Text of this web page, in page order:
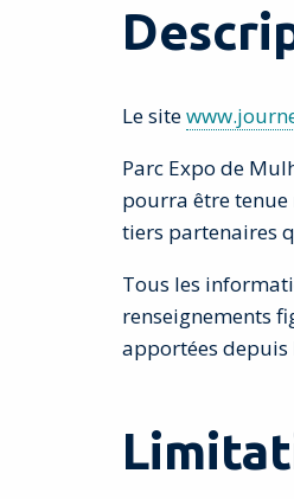
Le site
Parc Expo de
pourra être tenue
tiers partenaires
Tous les
renseignements
apportées depuis